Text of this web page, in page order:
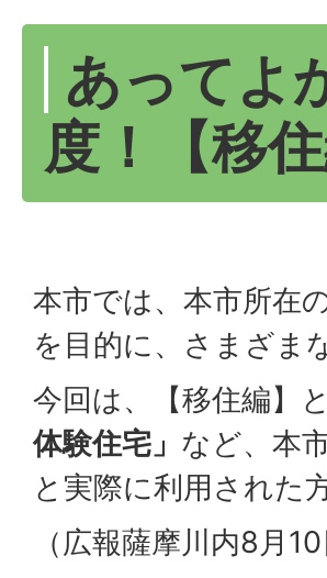
あってよ
度！【移住
本市では、本市所在
を目的に、さまざま
今回は、【移住編】
体験住宅」 など、本
と実際に利用された
（広報薩摩川内8月